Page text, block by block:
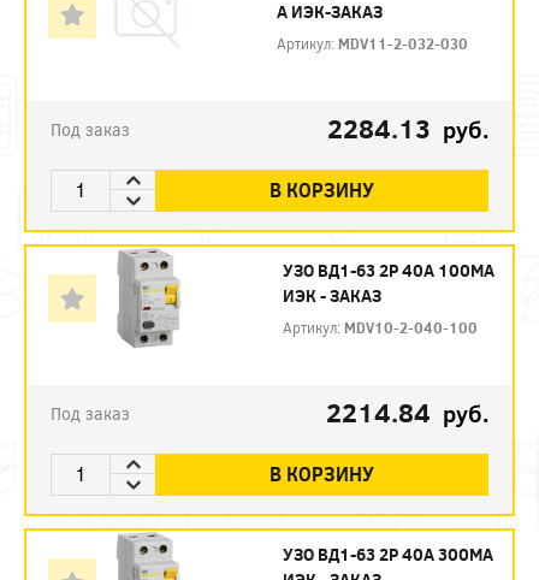
А ИЭК-ЗАКАЗ
Артикул: MDV11-2-032-030
Под заказ 2284.13 руб.
В КОРЗИНУ
УЗО ВД1-63 2Р 40А 100МА
ИЭК - ЗАКАЗ
Артикул: MDV10-2-040-100
Под заказ 2214.84 руб.
В КОРЗИНУ
УЗО ВД1-63 2Р 40А 300МА